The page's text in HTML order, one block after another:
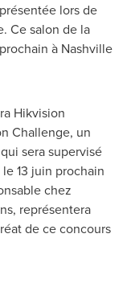
lors de
Ce salon de la
à Nashville
Hikvision
Challenge, un
sera supervisé
13 juin prochain
chez
représentera
de ce concours